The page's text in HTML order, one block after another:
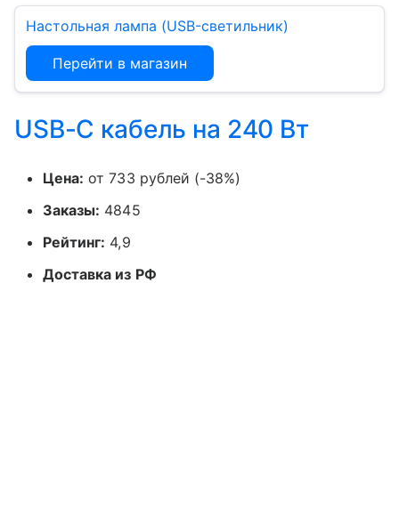
Настольная лампа (USB-светильник)
Перейти в магазин
USB-C кабель на 240 Вт
Цена: от 733 рублей (-38%)
Заказы: 4845
Рейтинг: 4,9
Доставка из РФ